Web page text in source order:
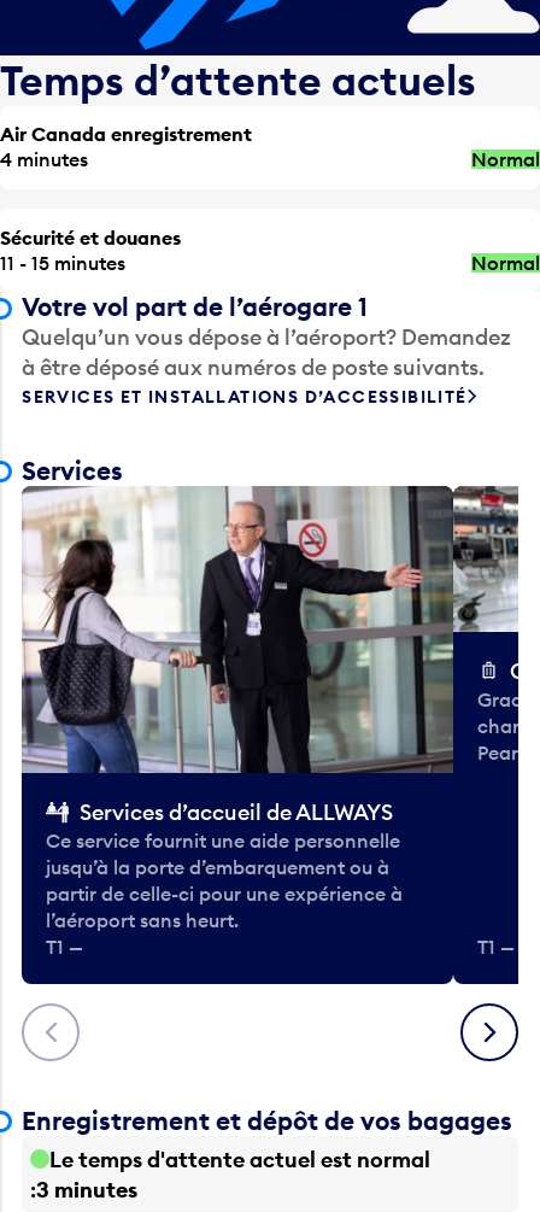
Temps d’attente actuels
Air Canada enregistrement
4 minutes
Normal
Sécurité et douanes
11 - 15 minutes
Normal
Votre vol part de l’aérogare 1
Quelqu’un vous dépose à l’aéroport? Demandez
à être déposé aux numéros de poste suivants.
SERVICES ET INSTALLATIONS D’ACCESSIBILITÉ
Services
Précédent
Services d’accueil de ALLWAYS
Ce service fournit une aide personnelle
jusqu’à la porte d’embarquement ou à
partir de celle-ci pour une expérience à
l’aéroport sans heurt.
T1 —
T1 —
Suivant
Enregistrement et dépôt de vos bagages
Le temps d'attente actuel est normal
3 minutes